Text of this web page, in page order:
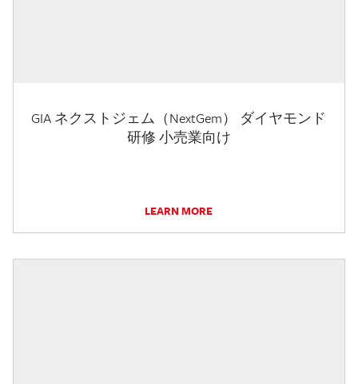
GIA ネクストジェム（NextGem） ダイヤモンド
研修 小売業向け
LEARN MORE